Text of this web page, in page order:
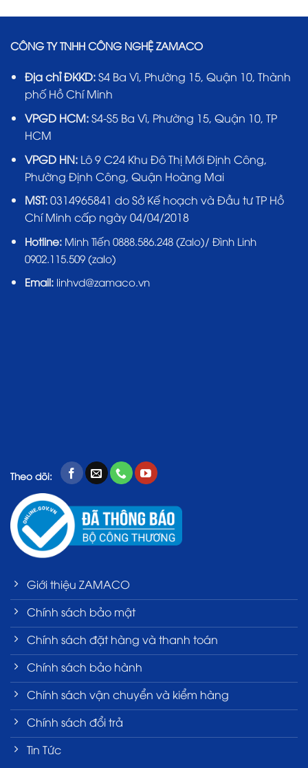
CÔNG TY TNHH CÔNG NGHỆ ZAMACO
Địa chỉ ĐKKD:S4 Ba Vì, Phường 15, Quận 10, Thành
phố Hồ Chí Minh
VPGD HCM:S4-S5 Ba Vì, Phường 15, Quận 10, TP
HCM
VPGD HN:Lô 9 C24 Khu Đô Thị Mới Định Công,
Phường Định Công, Quận Hoàng Mai
MST:0314965841 do Sở Kế hoạch và Đầu tư TP Hồ
Chí Minh cấp ngày 04/04/2018
Hotline: Minh Tiến 0888.586.248 (Zalo)/ Đình Linh
0902.115.509 (zalo)
Email:linhvd@zamaco.vn
Theo dõi:
Giới thiệu ZAMACO
Chính sách bảo mật
Chính sách đặt hàng và thanh toán
Chính sách bảo hành
Chính sách vận chuyển và kiểm hàng
Chính sách đổi trả
Tin Tức